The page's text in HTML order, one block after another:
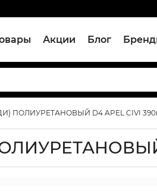
Акции Блог
ПОЛИУРЕТАНОВЫЙ D4 APEL CIVI